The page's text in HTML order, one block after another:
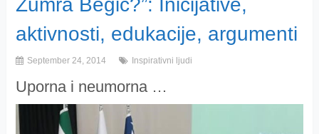
Zumra Begić?”: Inicijative,
aktivnosti, edukacije, argumenti
September 24, 2014 Inspirativni ljudi
Uporna i neumorna …